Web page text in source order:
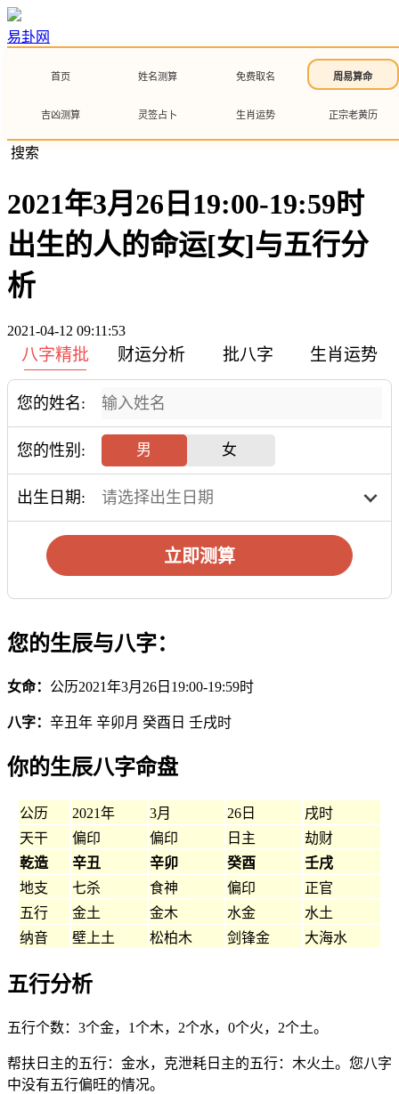
易卦网
首页 姓名测算 免费取名 周易算命
吉凶测算 灵签占卜 生肖运势 正宗老黄历
搜索
2021年3月26日19:00-19:59时
出生的人的命运[女]与五行分
析
2021-04-12 09:11:53
八字精批 财运分析 批八字 生肖运势
您的姓名:
您的性别: 男 女
出生日期:
立即测算
您的生辰与八字：
女命： 公历2021年3月26日19:00-19:59时
八字： 辛丑年 辛卯月 癸酉日 壬戌时
你的生辰八字命盘
公历 2021年 3月 26日
戌时
天干
偏印 偏印 日主
劫财
乾造
辛丑 辛卯 癸酉
壬戌
地支
七杀 食神 偏印
正官
五行
金土 金木 水金
水土
纳音
壁上土 松柏木 剑锋金 大海水
五行分析
五行个数：3个金，1个木，2个水，0个火，2个土。
帮扶日主的五行：金水，克泄耗日主的五行：木火土。您八字
中没有五行偏旺的情况。